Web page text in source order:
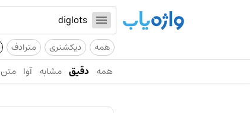
همه دیکشنری مترادف
همه دقیق مشابه آوا متن